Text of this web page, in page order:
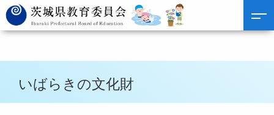
いばらきの文化財